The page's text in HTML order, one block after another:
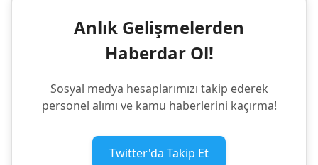
Anlık Gelişmelerden
Haberdar Ol!
Sosyal medya hesaplarımızı takip ederek
personel alımı ve kamu haberlerini kaçırma!
Twitter'da Takip Et